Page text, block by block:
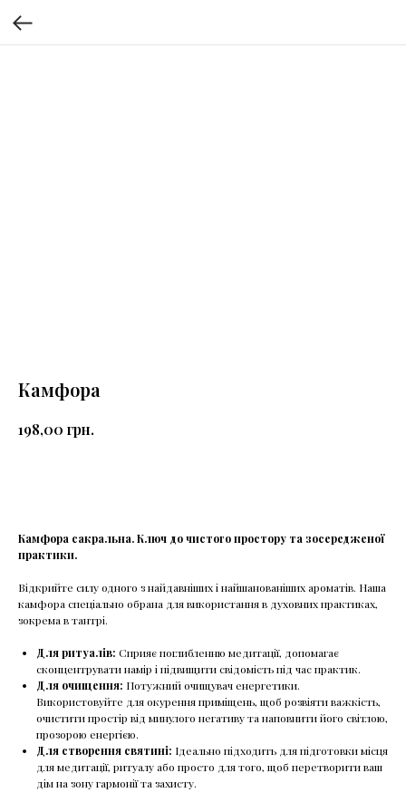
Камфора
198,00 грн.
Камфора сакральна. Ключ до чистого простору та зосередженої
практики.
Відкрийте силу одного з найдавніших і найшанованіших ароматів. Наша
камфора спеціально обрана для використання в духовних практиках,
зокрема в тантрі.
Для ритуалів: Сприяє поглибленню медитації, допомагає
сконцентрувати намір і підвищити свідомість під час практик.
Для очищення: Потужний очищувач енергетики.
Використовуйте для окурення приміщень, щоб розвіяти важкість,
очистити простір від минулого негативу та наповнити його світлою,
прозорою енергією.
Для створення святині: Ідеально підходить для підготовки місця
для медитації, ритуалу або просто для того, щоб перетворити ваш
дім на зону гармонії та захисту.